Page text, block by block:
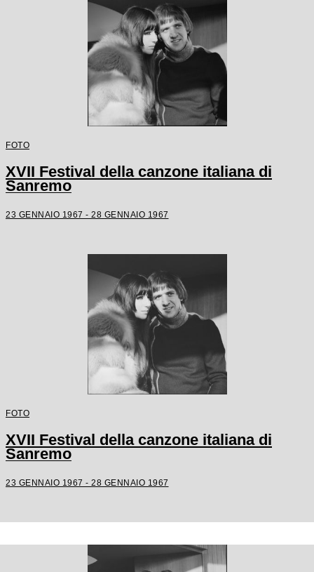
FOTO
XVII Festival della canzone italiana di
Sanremo
23 GENNAIO 1967 - 28 GENNAIO 1967
FOTO
XVII Festival della canzone italiana di
Sanremo
23 GENNAIO 1967 - 28 GENNAIO 1967